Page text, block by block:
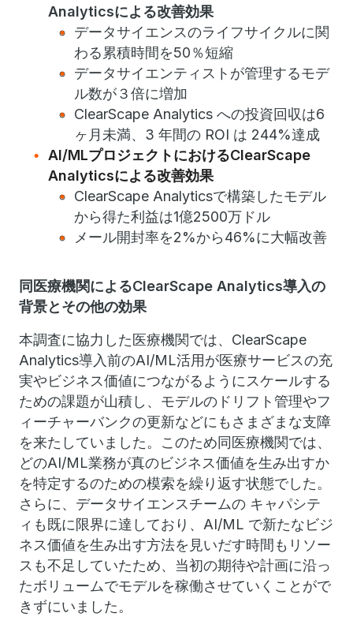
Analyticsによる改善効果
データサイエンスのライフサイクルに関
わる累積時間を50％短縮
データサイエンティストが管理するモデ
ル数が３倍に増加
ClearScape Analytics への投資回収は6
ヶ月未満、3 年間の ROI は 244%達成
AI/MLプロジェクトにおけるClearScape
Analyticsによる改善効果
ClearScape Analyticsで構築したモデル
から得た利益は1億2500万ドル
メール開封率を2%から46%に大幅改善
同医療機関によるClearScape Analytics導入の
背景とその他の効果
本調査に協力した医療機関では、ClearScape
Analytics導入前のAI/ML活用が医療サービスの充
実やビジネス価値につながるようにスケールする
ための課題が山積し、モデルのドリフト管理やフ
ィーチャーバンクの更新などにもさまざまな支障
を来たしていました。このため同医療機関では、
どのAI/ML業務が真のビジネス価値を生み出すか
を特定するのための模索を繰り返す状態でした。
さらに、データサイエンスチームの キャパシテ
ィも既に限界に達しており、AI/ML で新たなビジ
ネス価値を生み出す方法を見いだす時間もリソー
スも不足していたため、当初の期待や計画に沿っ
たボリュームでモデルを稼働させていくことがで
きずにいました。